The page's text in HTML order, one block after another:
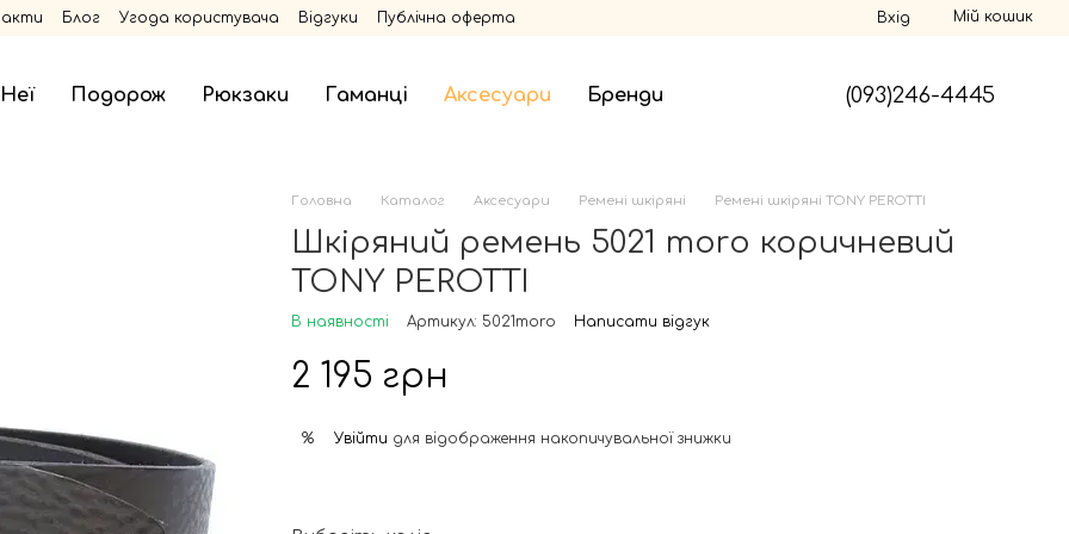
Блог Угода користувача Відгуки Публічна оферта Вхід Мій кошик
Подорож Рюкзаки Гаманці Аксесуари Бренди (093)246-4445
Головна Каталог Аксесуари Ремені шкіряні Ремені шкіряні TONY PEROTTI
Шкіряний ремень 5021 moro коричневий
TONY PEROTTI
В наявності Артикул: 5021moro Написати відгук
2 195 грн
% Увійти для відображення накопичувальної знижки